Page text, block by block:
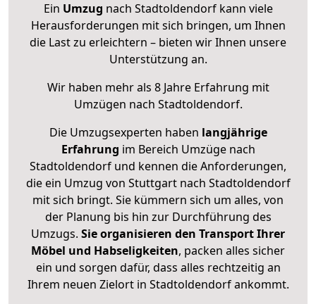
Ein Umzug nach Stadtoldendorf kann viele
Herausforderungen mit sich bringen, um Ihnen
die Last zu erleichtern – bieten wir Ihnen unsere
Unterstützung an.
Wir haben mehr als 8 Jahre Erfahrung mit
Umzügen nach Stadtoldendorf.
Die Umzugsexperten haben langjährige
Erfahrung im Bereich Umzüge nach
Stadtoldendorf und kennen die Anforderungen,
die ein Umzug von Stuttgart nach Stadtoldendorf
mit sich bringt. Sie kümmern sich um alles, von
der Planung bis hin zur Durchführung des
Umzugs. Sie organisieren den Transport Ihrer
Möbel und Habseligkeiten, packen alles sicher
ein und sorgen dafür, dass alles rechtzeitig an
Ihrem neuen Zielort in Stadtoldendorf ankommt.